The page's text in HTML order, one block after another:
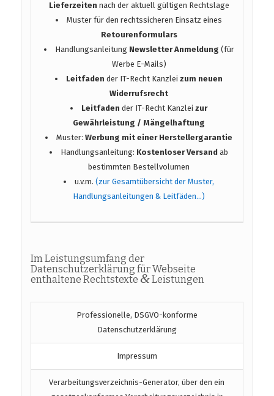
Lieferzeiten nach der aktuell gültigen Rechtslage
Muster für den rechtssicheren Einsatz eines
Retourenformulars
Handlungsanleitung Newsletter Anmeldung (für
Werbe E-Mails)
Leitfaden der IT-Recht Kanzleizum neuen
Widerrufsrecht
Leitfaden der IT-Recht Kanzleizur
Gewährleistung / Mängelhaftung
Muster:Werbung mit einer Herstellergarantie
Handlungsanleitung: Kostenloser Versand ab
bestimmten Bestellvolumen
u.v.m.(zur Gesamtübersicht der Muster,
Handlungsanleitungen & Leitfäden…)
Im Leistungsumfang der
Datenschutzerklärung für Webseite
enthaltene Rechtstexte &Leistungen
Professionelle, DSGVO-konforme
Datenschutzerklärung
Impressum
Verarbeitungsverzeichnis-Generator, über den ein